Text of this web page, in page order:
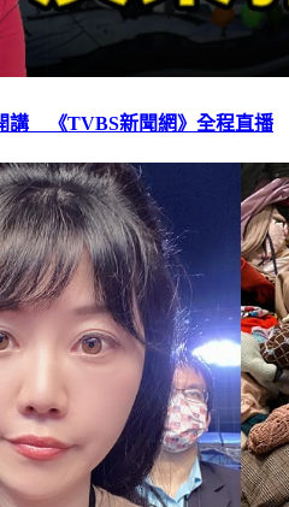
講 《TVBS新聞網》全程直播